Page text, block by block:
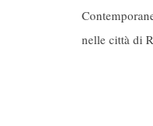
nelle città di